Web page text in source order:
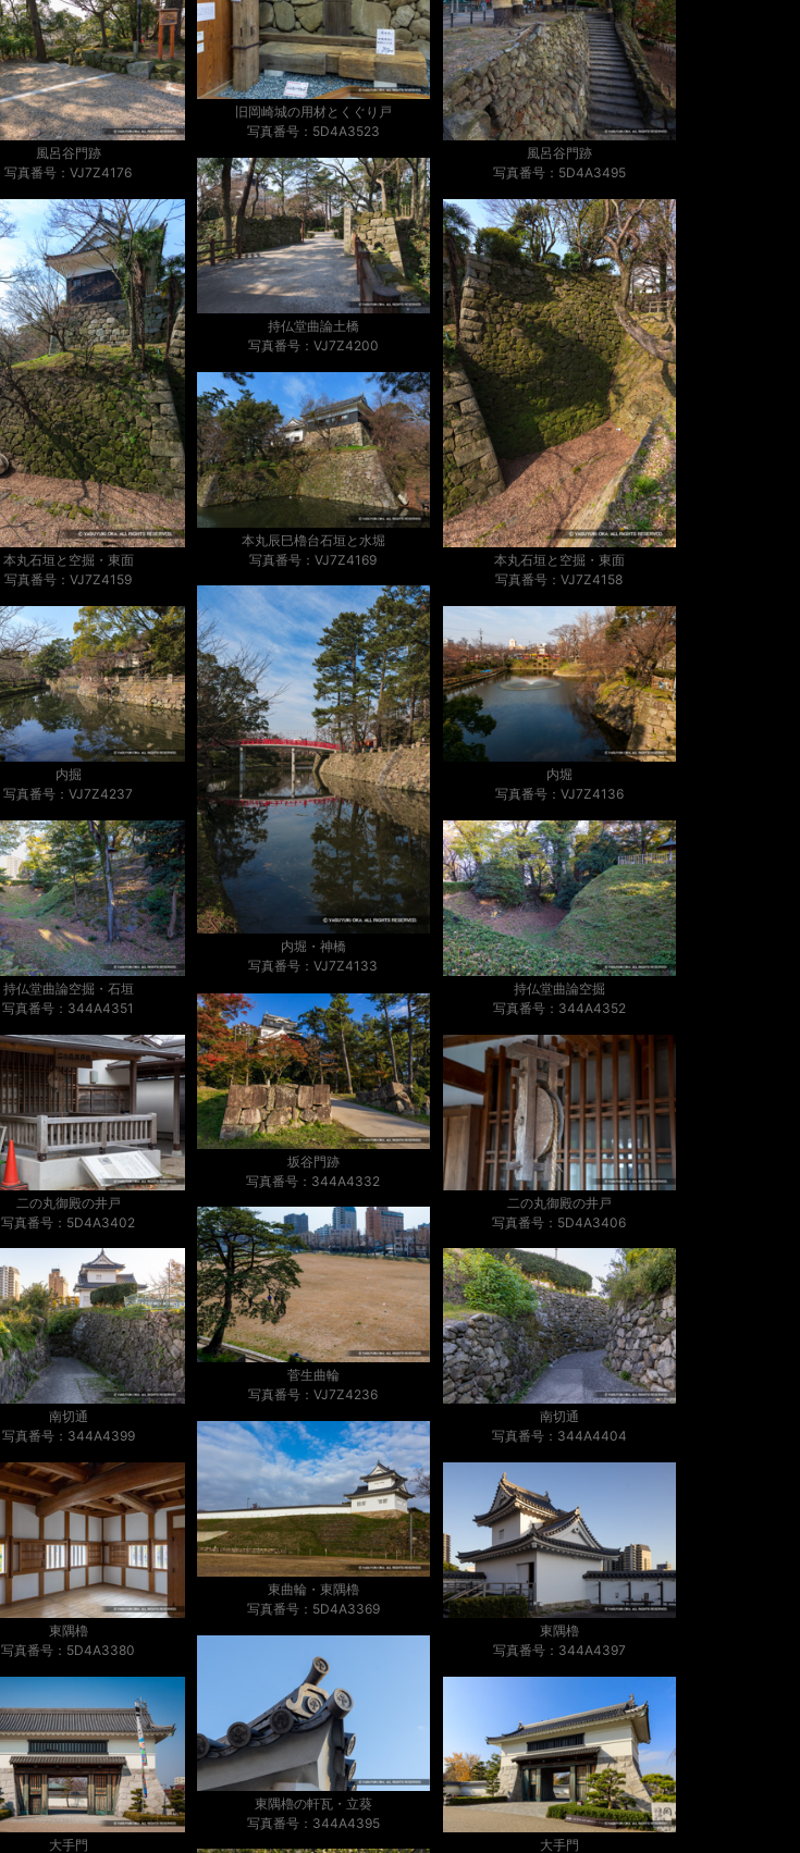
旧岡崎城の用材とくぐり戸
写真番号：5D4A3523
風呂谷門跡
写真番号：VJ7Z4176
風呂谷門跡
写真番号：5D4A3495
持仏堂曲論土橋
写真番号：VJ7Z4200
本丸石垣と空掘・東面
写真番号：VJ7Z4159
本丸石垣と空掘・東面
写真番号：VJ7Z4158
本丸辰巳櫓台石垣と水堀
写真番号：VJ7Z4169
内堀・神橋
写真番号：VJ7Z4133
内掘
写真番号：VJ7Z4237
内堀
写真番号：VJ7Z4136
持仏堂曲論空掘・石垣
写真番号：344A4351
持仏堂曲論空掘
写真番号：344A4352
坂谷門跡
写真番号：344A4332
二の丸御殿の井戸
写真番号：5D4A3402
二の丸御殿の井戸
写真番号：5D4A3406
菅生曲輪
写真番号：VJ7Z4236
南切通
写真番号：344A4399
南切通
写真番号：344A4404
東曲輪・東隅櫓
写真番号：5D4A3369
東隅櫓
写真番号：5D4A3380
東隅櫓
写真番号：344A4397
東隅櫓の軒瓦・立葵
写真番号：344A4395
大手門 大手門